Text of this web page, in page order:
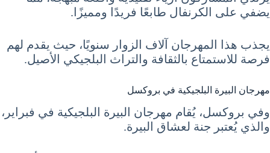
يضفي على الكرنفال طابعًا فريدًا ومميزًا.
يجذب هذا المهرجان آلاف الزوار سنويًا، حيث يقدم لهم
فرصة للاستمتاع بالثقافة والتراث البلجيكي الأصيل.
مهرجان البيرة البلجيكية في بروكسل
وفي بروكسل، يُقام مهرجان البيرة البلجيكية في فبراير،
والذي يُعتبر جنة لعشاق البيرة.